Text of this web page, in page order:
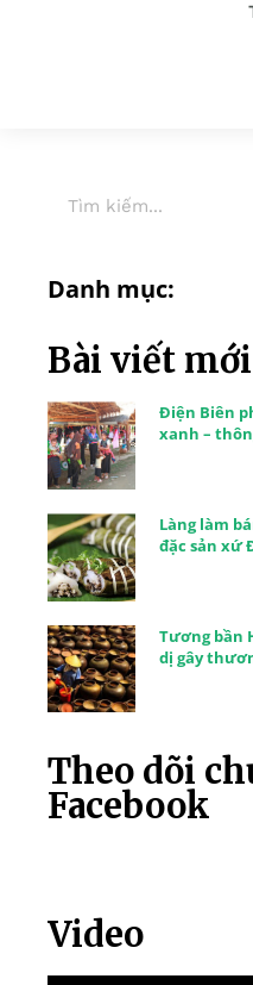
Danh mục:
Bài viết
Điện Biên
xanh –
Làng làm
đặc sản xứ
Tương bần
dị gây
Theo dõi
Facebook
Video